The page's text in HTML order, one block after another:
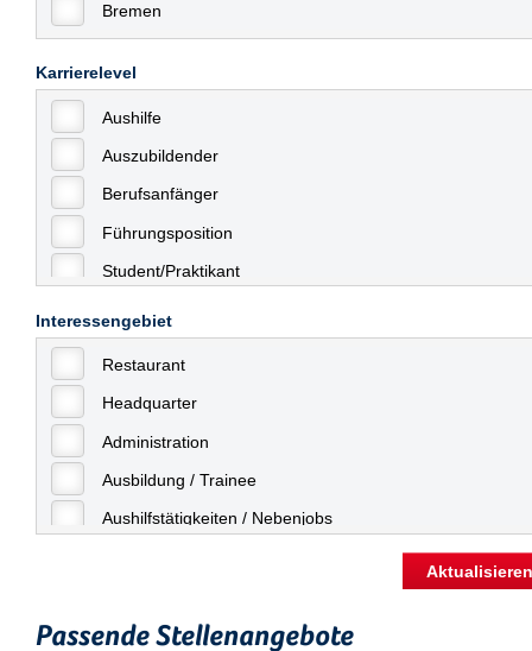
Bremen
Celle
Chemnitz
Dessau
Dresden
Düsseldorf
Erfurt
Essen
Frankfurt
Frankfurt am Main
Freiburg
Fulda
Göppingen
Hamburg
Karrierelevel
Aushilfe
Auszubildender
Berufsanfänger
Führungsposition
Student/Praktikant
Interessengebiet
Restaurant
Headquarter
Administration
Ausbildung / Trainee
Aushilfstätigkeiten / Nebenjobs
Sonstiges
Passende Stellenangebote